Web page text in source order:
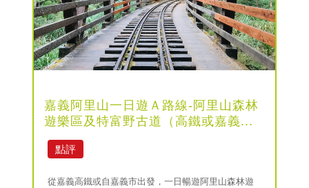
嘉義阿里山一日遊Ａ路線-阿里山森林
遊樂區及特富野古道（高鐵或嘉義...
點評
從嘉義高鐵或自嘉義市出發，一日暢遊阿里山森林遊